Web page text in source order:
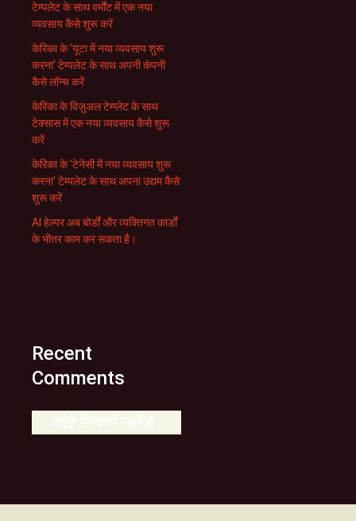
टेम्पलेट के साथ वर्मोंट में एक नया
व्यवसाय कैसे शुरू करें
केरिका के ‘यूटा में नया व्यवसाय शुरू
करना’ टेम्पलेट के साथ अपनी कंपनी
कैसे लॉन्च करें
केरिका के विज़ुअल टेम्प्लेट के साथ
टेक्सास में एक नया व्यवसाय कैसे शुरू
करें
केरिका के ‘टेनेसी में नया व्यवसाय शुरू
करना’ टेम्पलेट के साथ अपना उद्यम कैसे
शुरू करें
AI हेल्पर अब बोर्डों और व्यक्तिगत कार्डों
के भीतर काम कर सकता है।
Recent
Comments
कोई टिप्पणी नही है।